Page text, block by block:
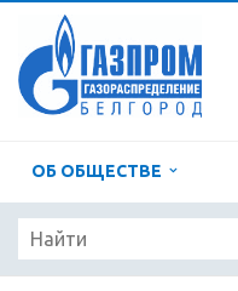
ОБ ОБЩЕСТВЕ